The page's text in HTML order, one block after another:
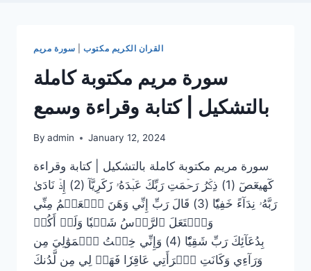
القران الكريم مكتوب| سورة مريم
سورة مريم مكتوبة كاملة
بالتشكيل | كتابة وقراءة وسمع
By admin January 12, 2024
سورة مريم مكتوبة كاملة بالتشكيل | كتابة وقراءة
كٓهيعٓصٓ (1) ذِكۡرُ رَحۡمَتِ رَبِّكَ عَبۡدَهُۥ زَكَرِيَّآ (2) إِذۡ نَادَىٰ
رَبَّهُۥ نِدَآءً خَفِيّٗا (3) قَالَ رَبِّ إِنِّي وَهَنَ ٱلۡعَظۡمُ مِنِّي
وَٱشۡتَعَلَ ٱلرَّأۡسُ شَيۡبٗا وَلَمۡ أَكُنۢ
بِدُعَآئِكَ رَبِّ شَقِيّٗا (4) وَإِنِّي خِفۡتُ ٱلۡمَوَٰلِيَ مِن
وَرَآءِي وَكَانَتِ ٱمۡرَأَتِي عَاقِرٗا فَهَبۡ لِي مِن لَّدُنكَ